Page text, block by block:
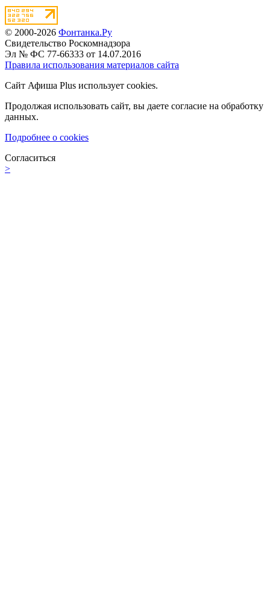
© 2000-2026 Фонтанка.Ру
Свидетельство Роскомнадзора
Эл № ФС 77-66333 от 14.07.2016
Правила использования материалов сайта
Сайт Афиша Plus использует cookies.
Продолжая использовать сайт, вы даете согласие на обработку
данных.
Подробнее о cookies
Согласиться
>